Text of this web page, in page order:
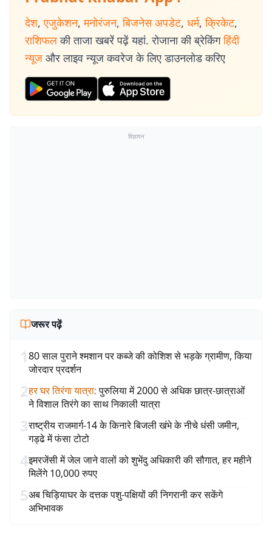
देश, एजुकेशन, मनोरंजन, बिजनेस अपडेट, धर्म, क्रिकेट,
राशिफल की ताजा खबरें पढ़ें यहां. रोजाना की ब्रेकिंग हिंदी
न्यूज और लाइव न्यूज कवरेज के लिए डाउनलोड करिए
विज्ञापन
जरूर पढ़ें
180 साल पुराने श्मशान पर कब्जे की कोशिश से भड़के ग्रामीण, किया
जोरदार प्रदर्शन
2हर घर तिरंगा यात्रा: पुरुलिया में 2000 से अधिक छात्र-छात्राओं
ने विशाल तिरंगे का साथ निकाली यात्रा
3राष्ट्रीय राजमार्ग-14 के किनारे बिजली खंभे के नीचे धंसी जमीन,
गड्ढे में फंसा टोटो
4इमरजेंसी में जेल जाने वालों को शुभेंदु अधिकारी की सौगात, हर महीने
मिलेंगे 10,000 रुपए
5अब चिड़ियाघर के दत्तक पशु-पक्षियों की निगरानी कर सकेंगे
अभिभावक